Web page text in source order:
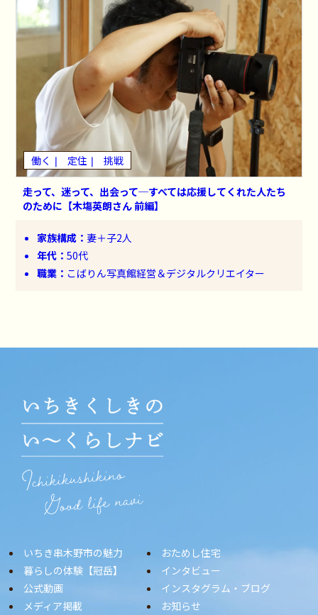
働く 定住 挑戦
走って、迷って、出会って─すべては応援してくれた人たち
のために【木塲英朗さん 前編】
家族構成： 妻＋子2人
年代：50代
職業： こばりん写真館経営＆デジタルクリエイター
いちき串木野市の魅力
おためし住宅
暮らしの体験【冠岳】
インタビュー
公式動画
インスタグラム・ブログ
メディア掲載
お知らせ